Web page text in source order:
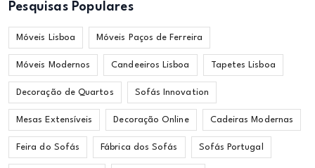
Pesquisas Populares
Móveis Lisboa Móveis Paços de Ferreira
Móveis Modernos Candeeiros Lisboa Tapetes Lisboa
Decoração de Quartos Sofás Innovation
Mesas Extensíveis Decoração Online Cadeiras Modernas
Feira do Sofás Fábrica dos Sofás Sofás Portugal